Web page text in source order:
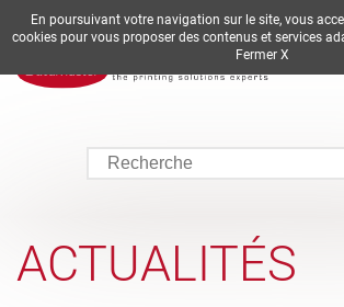
ACTUALITÉS
En poursuivant votre navigation sur le site, vous
cookies pour vous proposer des contenus et services
Fermer X